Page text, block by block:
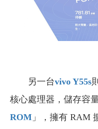
另一台vivo Y55s
核心處理器，儲存容
ROM 」，擁有 RAM